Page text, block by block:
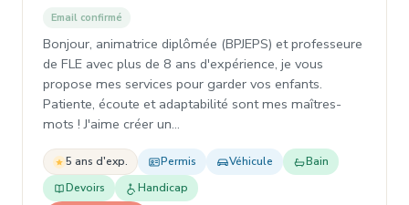
Email confirmé
Bonjour, animatrice diplômée (BPJEPS) et professeure
de FLE avec plus de 8 ans d'expérience, je vous
propose mes services pour garder vos enfants.
Patiente, écoute et adaptabilité sont mes maîtres-
mots ! J'aime créer un…
5 ans d'exp. Permis Véhicule
Bain
Devoirs
Handicap